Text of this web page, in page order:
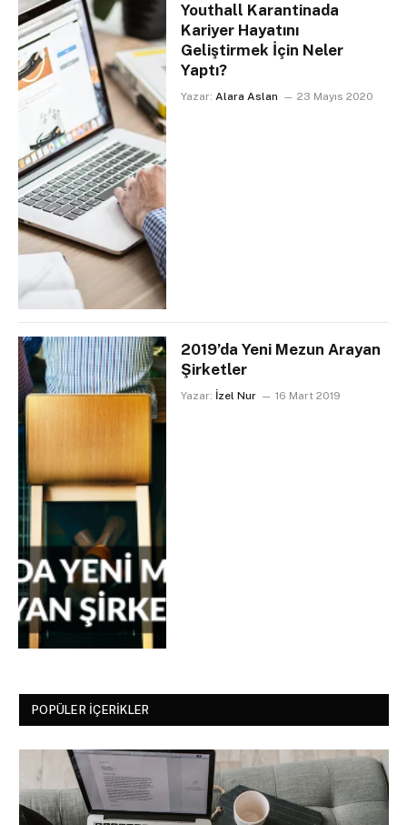
Youthall Karantinada
Kariyer Hayatını
Geliştirmek İçin Neler
Yaptı?
Yazar: Alara Aslan 23 Mayıs 2020
2019’da Yeni Mezun Arayan
Şirketler
Yazar: İzel Nur 16 Mart 2019
POPÜLER İÇERIKLER